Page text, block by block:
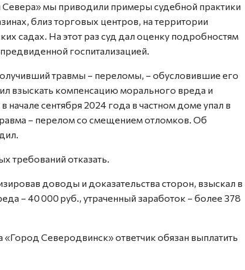
мы приводили примеры судебной практики
близ торговых центров, на территории
садах. На этот раз суд дал оценку подробностям
госпитализацией.
травмы – переломы, – обусловившие его
взыскать компенсацию морального вреда и
сентября 2024 года в частном доме упал в
– перелом со смещением отломков. Об
требований отказать.
доводы и доказательства сторон, взыскал в
– 40 000 руб., утраченный заработок – более 378
Северодвинск» ответчик обязан выплатить